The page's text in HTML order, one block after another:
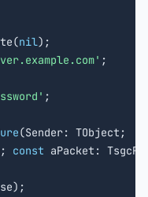
nil);
;
;
(Sender: TObject;
; const aPacket: